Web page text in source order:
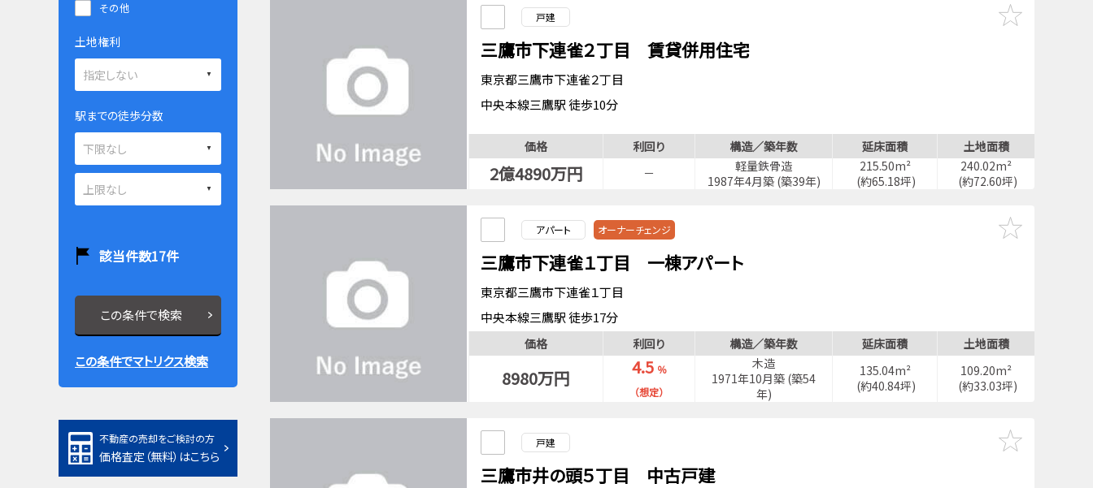
戸建
三鷹市下連雀２丁目 賃貸併用住宅
東京都三鷹市下連雀２丁目
中央本線三鷹駅 徒歩10分
価格 利回り 構造／築年数 延床面積 土地面積
2億4890万円 －
軽量鉄骨造
1987年4月築 (築39年)
215.50m²
(約65.18坪)
240.02m²
(約72.60坪)
アパート オーナーチェンジ
三鷹市下連雀１丁目 一棟アパート
東京都三鷹市下連雀１丁目
中央本線三鷹駅 徒歩17分
中央本線吉祥寺駅 徒歩18分
価格 利回り 構造／築年数 延床面積 土地面積
8980万円 4.5 ％
（想定）
木造
1971年10月築 (築54
年)
135.04m²
(約40.84坪)
109.20m²
(約33.03坪)
戸建
三鷹市井の頭５丁目 中古戸建
その他
土地権利
駅までの徒歩分数
該当件数17件
この条件で検索
この条件でマトリクス検索
不動産の売却をご検討の方
価格査定（無料）はこちら